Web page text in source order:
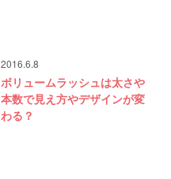
2016.6.8
ボリュームラッシュは太さや
本数で見え方やデザインが変
わる？